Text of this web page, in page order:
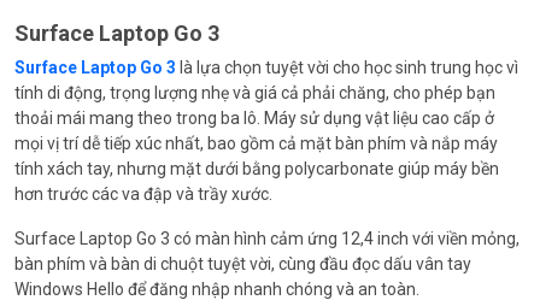
Surface Laptop Go 3
Surface Laptop Go 3 là lựa chọn tuyệt vời cho học sinh trung học vì
tính di động, trọng lượng nhẹ và giá cả phải chăng, cho phép bạn
thoải mái mang theo trong ba lô. Máy sử dụng vật liệu cao cấp ở
mọi vị trí dễ tiếp xúc nhất, bao gồm cả mặt bàn phím và nắp máy
tính xách tay, nhưng mặt dưới bằng polycarbonate giúp máy bền
hơn trước các va đập và trầy xước.
Surface Laptop Go 3 có màn hình cảm ứng 12,4 inch với viền mỏng,
bàn phím và bàn di chuột tuyệt vời, cùng đầu đọc dấu vân tay
Windows Hello để đăng nhập nhanh chóng và an toàn.